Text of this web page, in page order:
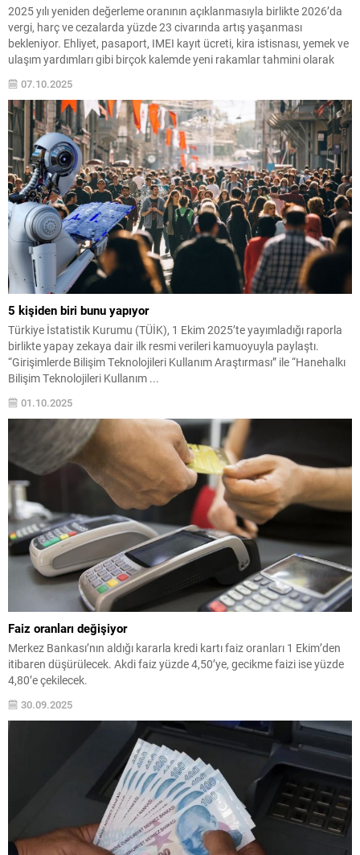
2025 yılı yeniden değerleme oranının açıklanmasıyla birlikte 2026’da
vergi, harç ve cezalarda yüzde 23 civarında artış yaşanması
bekleniyor. Ehliyet, pasaport, IMEI kayıt ücreti, kira istisnası, yemek ve
ulaşım yardımları gibi birçok kalemde yeni rakamlar tahmini olarak
07.10.2025
5 kişiden biri bunu yapıyor
Türkiye İstatistik Kurumu (TÜİK), 1 Ekim 2025’te yayımladığı raporla
birlikte yapay zekaya dair ilk resmi verileri kamuoyuyla paylaştı.
“Girişimlerde Bilişim Teknolojileri Kullanım Araştırması” ile “Hanehalkı
Bilişim Teknolojileri Kullanım ...
01.10.2025
Faiz oranları değişiyor
Merkez Bankası’nın aldığı kararla kredi kartı faiz oranları 1 Ekim’den
itibaren düşürülecek. Akdi faiz yüzde 4,50’ye, gecikme faizi ise yüzde
4,80’e çekilecek.
30.09.2025